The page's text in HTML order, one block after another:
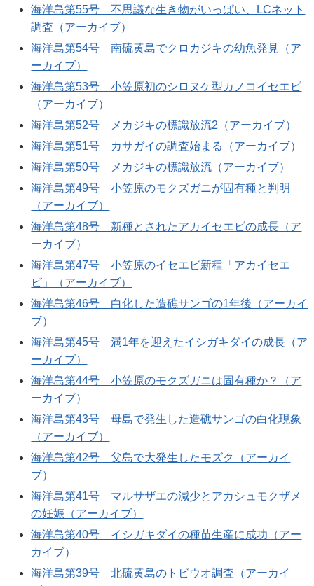
海洋島第55号 不思議な生き物がいっぱい、LCネット
調査（アーカイブ）
海洋島第54号 南硫黄島でクロカジキの幼魚発見（ア
ーカイブ）
海洋島第53号 小笠原初のシロヌケ型カノコイセエビ
（アーカイブ）
海洋島第52号 メカジキの標識放流2（アーカイブ）
海洋島第51号 カサガイの調査始まる（アーカイブ）
海洋島第50号 メカジキの標識放流（アーカイブ）
海洋島第49号 小笠原のモクズガニが固有種と判明
（アーカイブ）
海洋島第48号 新種とされたアカイセエビの成長（ア
ーカイブ）
海洋島第47号 小笠原のイセエビ新種「アカイセエ
ビ」（アーカイブ）
海洋島第46号 白化した造礁サンゴの1年後（アーカイ
ブ）
海洋島第45号 満1年を迎えたイシガキダイの成長（ア
ーカイブ）
海洋島第44号 小笠原のモクズガニは固有種か？（ア
ーカイブ）
海洋島第43号 母島で発生した造礁サンゴの白化現象
（アーカイブ）
海洋島第42号 父島で大発生したモズク（アーカイ
ブ）
海洋島第41号 マルサザエの減少とアカシュモクザメ
の妊娠（アーカイブ）
海洋島第40号 イシガキダイの種苗生産に成功（アー
カイブ）
海洋島第39号 北硫黄島のトビウオ調査（アーカイ